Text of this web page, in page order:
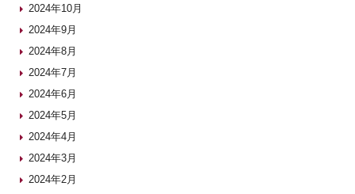
2024年10月
2024年9月
2024年8月
2024年7月
2024年6月
2024年5月
2024年4月
2024年3月
2024年2月